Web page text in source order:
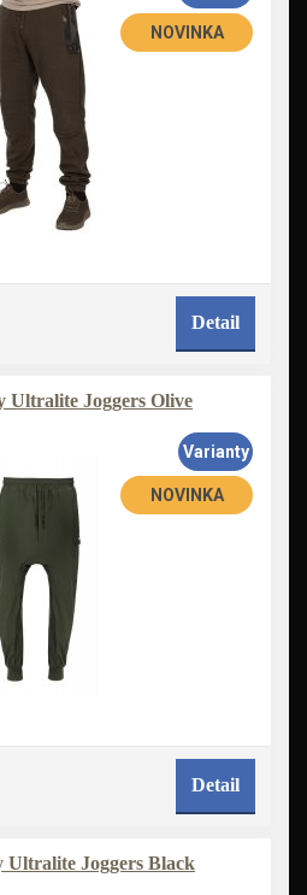
NOVINKA
Detail
Ultralite Joggers Olive
NOVINKA
Varianty
Detail
Ultralite Joggers Black